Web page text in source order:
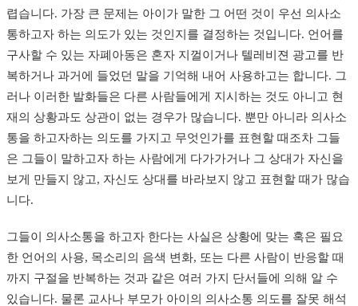
렵습니다. 가장 큰 문제는 아이가 말한 그 어떤 것이 우선 의사소
통하고자 하는 의도가 있는 것인지를 결정하는 것입니다. 언어를
구사할 수 있는 자폐아동은 혼자 지껄이거나 텔레비젼 광고를 반
복하거나 과거에 들었던 말을 기억해 내어 사용하고는 합니다. 그
러나 이러한 발화들은 다른 사람들에게 지시하는 것도 아니고 현
재의 상황과도 상관이 없는 경우가 많습니다. 뿐만 아니라 의사소
통을 하고자하는 의도를 가지고 무엇인가를 표현할 때조차 그들
은 그들이 말하고자 하는 사람에게 다가가거나 그 상대가 자신을
보게 만들지 않고, 자신도 상대를 바라보지 않고 표현할 때가 많습
니다.
그들이 의사소통을 하고자 한다는 사실은 상황에 맞는 혹은 필요
한 언어의 사용, 목소리의 음색 변화, 또는 다른 사람이 반응할 때
까지 구절을 반복하는 것과 같은 여러 가지 단서들에 의해 알 수
있습니다. 물론 교사나 부모가 아이의 의사소통 의도를 잘못 해석